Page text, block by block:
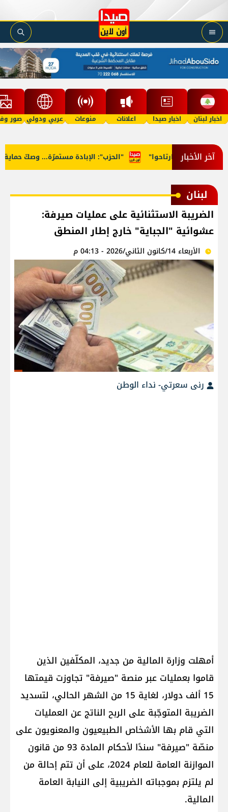
اخبار لبنان اخبار صيدا اعلانات منوعات عربي ودولي صور
آخر الأخبار "الحزب": الإبادة مستمرّة... وصكّ حماية من "روحوا ارتاحوا"
لبنان
الضريبة الاستثنائية على عمليات صيرفة:
عشوائية "الجباية" خارج إطار المنطق
الأربعاء 14/كانون الثاني/2026 - 04:13 م
رنى سعرتي- نداء الوطن
أمهلت وزارة المالية من جديد، المكلّفين الذين
قاموا بعمليات عبر منصة "صيرفة" تجاوزت قيمتها
15 ألف دولار، لغاية 15 من الشهر الحالي، لتسديد
الضريبة المتوجّبة على الربح الناتج عن العمليات
التي قام بها الأشخاص الطبيعيون والمعنويون على
منصّة "صيرفة" سندًا لأحكام المادة 93 من قانون
الموازنة العامة للعام 2024، على أن تتم إحالة من
لم يلتزم بموجباته الضريبية إلى النيابة العامة
المالية.